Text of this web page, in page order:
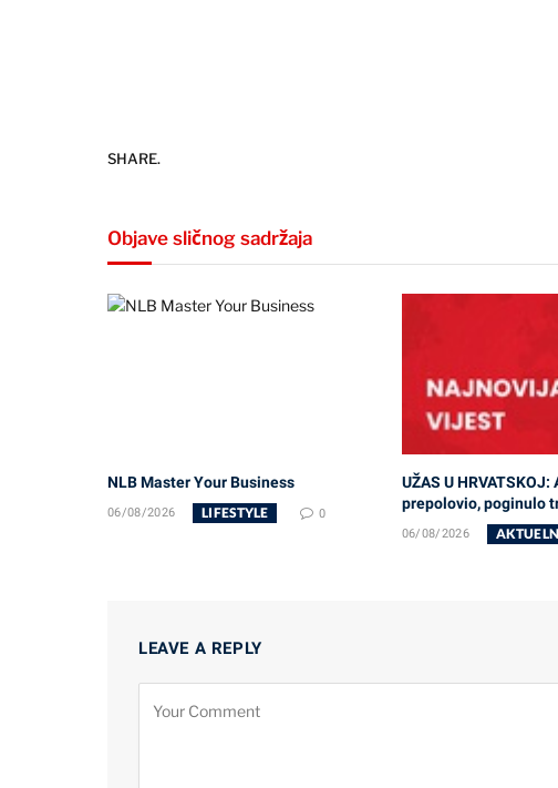
SHARE.
Objave sličnog sadržaja
NLB Master Your Business
06/08/2026 LIFESTYLE 0
UŽAS U HRVATSKOJ:
prepolovio, poginulo
06/08/2026
LEAVE A REPLY